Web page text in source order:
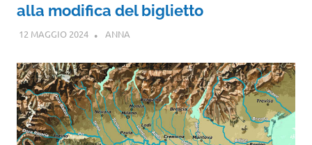
alla modifica del biglietto
12 MAGGIO 2024 ANNA